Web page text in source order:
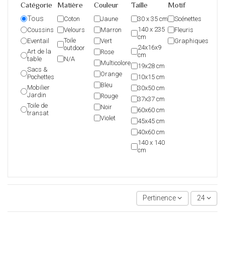
Catégorie
Tous
Coussins
Eventail
Art de la
table
Sacs &
Pochettes
Mobilier
Jardin
Toile de
transat
Matière
Coton
Velours
Toile
outdoor
N/A
Couleur
Jaune
Marron
Vert
Rose
Multicolore
Orange
Bleu
Rouge
Noir
Violet
Taille
30 x 35 cm
140 x 235
cm
24x16x9
cm
19x28 cm
10x15 cm
30x50 cm
37x37 cm
60x60 cm
45x45 cm
40x60 cm
140 x 140
cm
Motif
Scénettes
Fleuris
Graphiques
Pertinence 24